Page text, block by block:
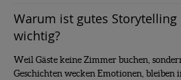
Warum ist gutes
wichtig?
Weil Gäste keine Zimmer buchen,
Geschichten wecken Emotionen, bleiben